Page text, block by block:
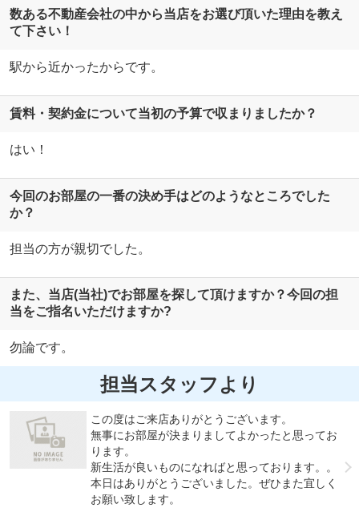
数ある不動産会社の中から当店をお選び頂いた理由を教え
て下さい！
駅から近かったからです。
賃料・契約金について当初の予算で収まりましたか？
はい！
今回のお部屋の一番の決め手はどのようなところでした
か？
担当の方が親切でした。
また、当店(当社)でお部屋を探して頂けますか？今回の担
当をご指名いただけますか?
勿論です。
担当スタッフより
この度はご来店ありがとうございます。
無事にお部屋が決まりましてよかったと思ってお
ります。
新生活が良いものになればと思っております。。
本日はありがとうございました。ぜひまた宜しく
お願い致します。